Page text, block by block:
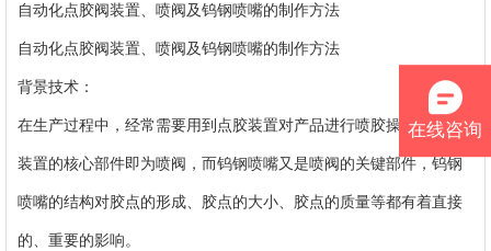
自动化点胶阀装置、喷阀及钨钢喷嘴的制作方法
自动化点胶阀装置、喷阀及钨钢喷嘴的制作方法
背景技术：
在生产过程中，经常需要用到点胶装置对产品进行喷胶操作。点胶
装置的核心部件即为喷阀，而钨钢喷嘴又是喷阀的关键部件，钨钢
喷嘴的结构对胶点的形成、胶点的大小、胶点的质量等都有着直接
的、重要的影响。
在线咨询